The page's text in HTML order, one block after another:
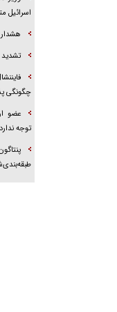
اسرائیل
هشدار
تشدید
چگونگی
عضو
توجه ندارد